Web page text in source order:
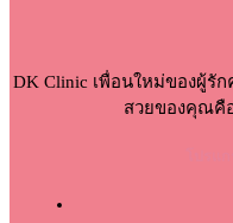
DK Clinic เพื่อนใหม่ของผู้รั
สวยของคุณคื